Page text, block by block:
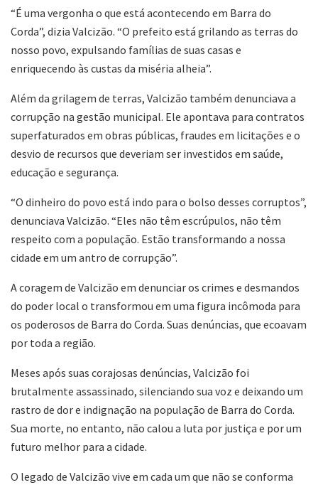
“É uma vergonha o que está acontecendo em Barra do
Corda”, dizia Valcizão. “O prefeito está grilando as terras do
nosso povo, expulsando famílias de suas casas e
enriquecendo às custas da miséria alheia”.
Além da grilagem de terras, Valcizão também denunciava a
corrupção na gestão municipal. Ele apontava para contratos
superfaturados em obras públicas, fraudes em licitações e o
desvio de recursos que deveriam ser investidos em saúde,
educação e segurança.
“O dinheiro do povo está indo para o bolso desses corruptos”,
denunciava Valcizão. “Eles não têm escrúpulos, não têm
respeito com a população. Estão transformando a nossa
cidade em um antro de corrupção”.
A coragem de Valcizão em denunciar os crimes e desmandos
do poder local o transformou em uma figura incômoda para
os poderosos de Barra do Corda. Suas denúncias, que ecoavam
por toda a região.
Meses após suas corajosas denúncias, Valcizão foi
brutalmente assassinado, silenciando sua voz e deixando um
rastro de dor e indignação na população de Barra do Corda.
Sua morte, no entanto, não calou a luta por justiça e por um
futuro melhor para a cidade.
O legado de Valcizão vive em cada um que não se conforma